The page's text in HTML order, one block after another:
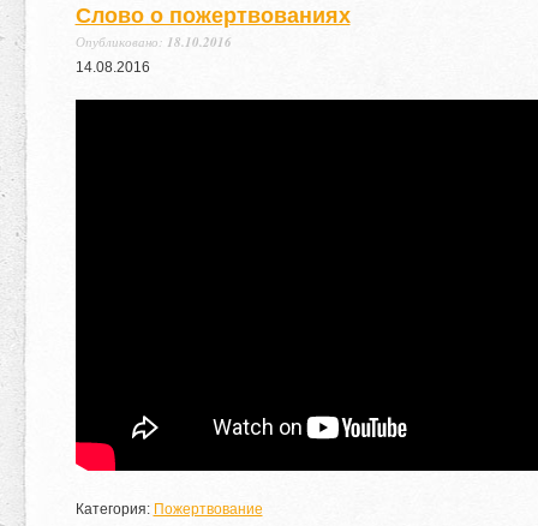
Слово о пожертвованиях
Опубликовано: 18.10.2016
14.08.2016
Категория: Пожертвование